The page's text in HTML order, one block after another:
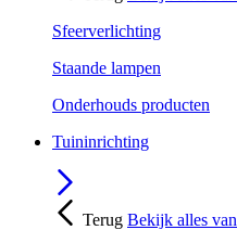
Sfeerverlichting
Staande lampen
Onderhouds producten
Tuininrichting
Terug Bekijk alles van